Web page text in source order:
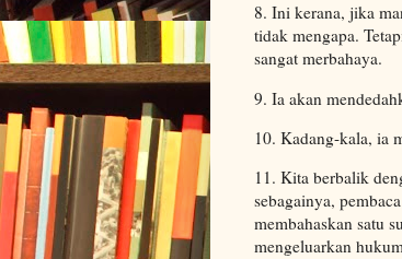
8. Ini kerana, jika
tidak mengapa.
sangat merbahaya.
9. Ia akan
10. Kadang-kala, ia
11. Kita berbalik
sebagainya,
membahaskan satu
mengeluarkan